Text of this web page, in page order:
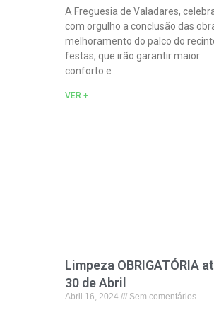
A Freguesia de Valadares,
com orgulho a conclusão das
melhoramento do palco do
festas, que irão garantir maior
conforto e
VER +
Limpeza OBRIGATÓRIA
30 de Abril
Abril 16, 2024 Sem comentários